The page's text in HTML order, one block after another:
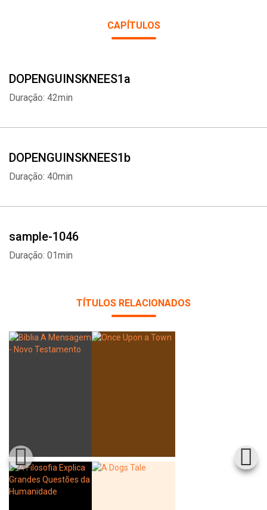
CAPÍTULOS
DOPENGUINSKNEES1a
Duração: 42min
DOPENGUINSKNEES1b
Duração: 40min
sample-1046
Duração: 01min
TÍTULOS RELACIONADOS
Whatsapp Facebook Twitter